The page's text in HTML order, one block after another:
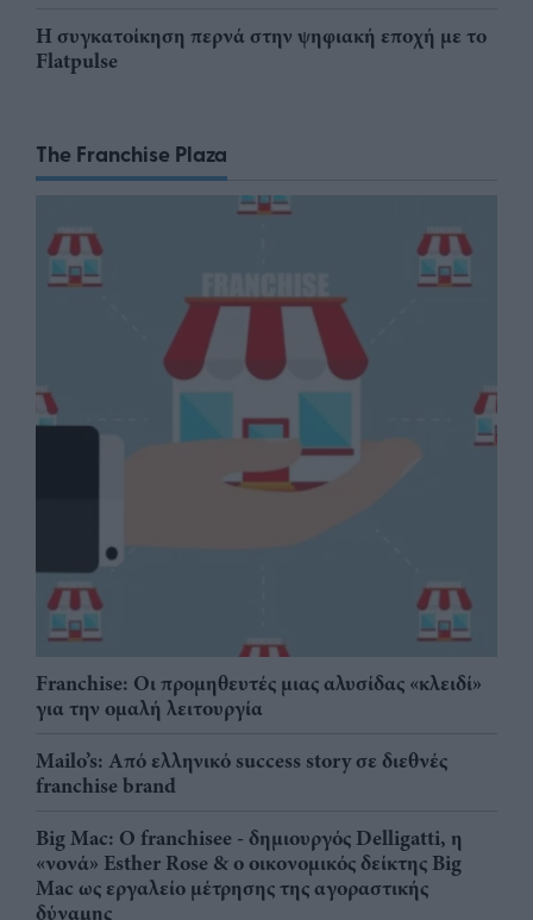
Η συγκατοίκηση περνά στην ψηφιακή εποχή με το
Flatpulse
The Franchise Plaza
Franchise: Οι προμηθευτές μιας αλυσίδας «κλειδί»
για την ομαλή λειτουργία
Mailo’s: Από ελληνικό success story σε διεθνές
franchise brand
Big Mac: Ο franchisee - δημιουργός Delligatti, η
«νονά» Esther Rose & ο οικονομικός δείκτης Big
Mac ως εργαλείο μέτρησης της αγοραστικής
δύναμης